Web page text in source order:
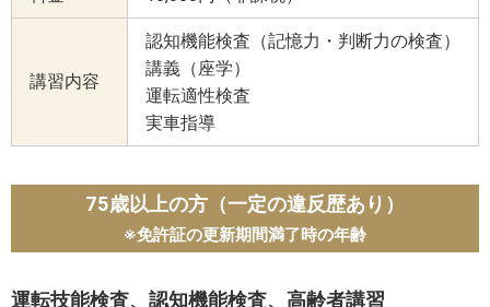
講習内容
認知機能検査（記憶力・判断力の検査）
講義（座学）
運転適性検査
実車指導
75歳以上の方（一定の違反歴あり）
※免許証の更新期間満了時の年齢
運転技能検査、認知機能検査、高齢者講習